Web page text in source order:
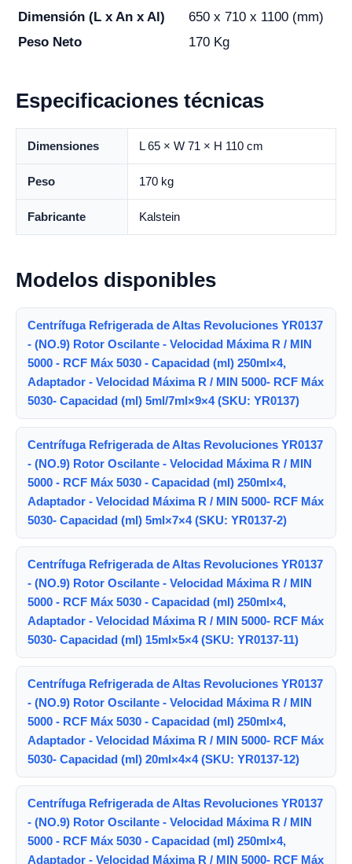
Dimensión (L x An x Al)
650 x 710 x 1100 (mm)
Peso Neto
170 Kg
Especificaciones técnicas
Dimensiones L 65 × W 71 × H 110 cm
Peso 170 kg
Fabricante Kalstein
Modelos disponibles
Centrífuga Refrigerada de Altas Revoluciones YR0137
- (NO.9) Rotor Oscilante - Velocidad Máxima R / MIN
5000 - RCF Máx 5030 - Capacidad (ml) 250ml×4,
Adaptador - Velocidad Máxima R / MIN 5000- RCF Máx
5030- Capacidad (ml) 5ml/7ml×9×4 (SKU: YR0137)
Centrífuga Refrigerada de Altas Revoluciones YR0137
- (NO.9) Rotor Oscilante - Velocidad Máxima R / MIN
5000 - RCF Máx 5030 - Capacidad (ml) 250ml×4,
Adaptador - Velocidad Máxima R / MIN 5000- RCF Máx
5030- Capacidad (ml) 5ml×7×4 (SKU: YR0137-2)
Centrífuga Refrigerada de Altas Revoluciones YR0137
- (NO.9) Rotor Oscilante - Velocidad Máxima R / MIN
5000 - RCF Máx 5030 - Capacidad (ml) 250ml×4,
Adaptador - Velocidad Máxima R / MIN 5000- RCF Máx
5030- Capacidad (ml) 15ml×5×4 (SKU: YR0137-11)
Centrífuga Refrigerada de Altas Revoluciones YR0137
- (NO.9) Rotor Oscilante - Velocidad Máxima R / MIN
5000 - RCF Máx 5030 - Capacidad (ml) 250ml×4,
Adaptador - Velocidad Máxima R / MIN 5000- RCF Máx
5030- Capacidad (ml) 20ml×4×4 (SKU: YR0137-12)
Centrífuga Refrigerada de Altas Revoluciones YR0137
- (NO.9) Rotor Oscilante - Velocidad Máxima R / MIN
5000 - RCF Máx 5030 - Capacidad (ml) 250ml×4,
Adaptador - Velocidad Máxima R / MIN 5000- RCF Máx